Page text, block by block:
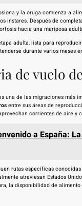
y la oruga comienza a
instares. Después de
hacia una mariposa
adulta, lista para
durante varios meses
de vuelo
una de las migraciones más
entre sus áreas de
corrientes de aire
a España:
rutas específicas
atraviesan Estados
la disponibilidad de